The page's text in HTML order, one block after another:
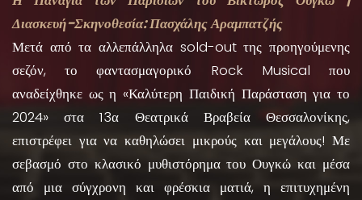
Διασκευή-Σκηνοθεσία: Πασχάλης Αραμπατζής
Μετά από τα αλλεπάλληλα sold-out της προηγούμενης
σεζόν, το φαντασμαγορικό Rock Musical που
αναδείχθηκε ως η «Καλύτερη Παιδική Παράσταση για το
2024» στα 13α Θεατρικά Βραβεία Θεσσαλονίκης,
επιστρέφει για να καθηλώσει μικρούς και μεγάλους! Με
σεβασμό στο κλασικό μυθιστόρημα του Ουγκώ και μέσα
από μια σύγχρονη και φρέσκια ματιά, η επιτυχημένη